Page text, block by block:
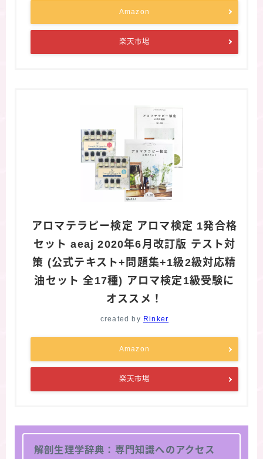
Amazon
楽天市場
アロマテラピー検定 アロマ検定 1発合格
セット aeaj 2020年6月改訂版 テスト対
策 (公式テキスト+問題集+1級2級対応精
油セット 全17種) アロマ検定1級受験に
オススメ！
created by Rinker
Amazon
楽天市場
解剖生理学辞典：専門知識へのアクセス